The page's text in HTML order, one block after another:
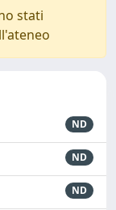
stati
ND
ND
ND